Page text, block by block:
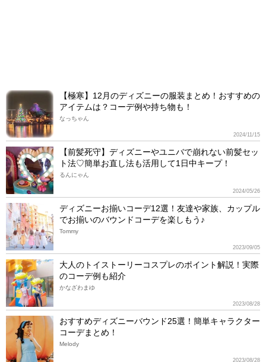
【極寒】12月のディズニーの服装まとめ！おすすめの
アイテムは？コーデ例や持ち物も！
2024/11/15
なっちゃん
【前髪死守】ディズニーやユニバで崩れない前髪セッ
ト法♡簡単お直し法も活用して1日中キープ！
2024/05/26
るんにゃん
ディズニーお揃いコーデ12選！友達や家族、カップル
でお揃いのバウンドコーデを楽しもう♪
2023/09/05
Tommy
大人のトイストーリーコスプレのポイント解説！実際
のコーデ例も紹介
2023/08/28
かなざわまゆ
おすすめディズニーバウンド25選！簡単キャラクター
コーデまとめ！
2023/08/28
Melody